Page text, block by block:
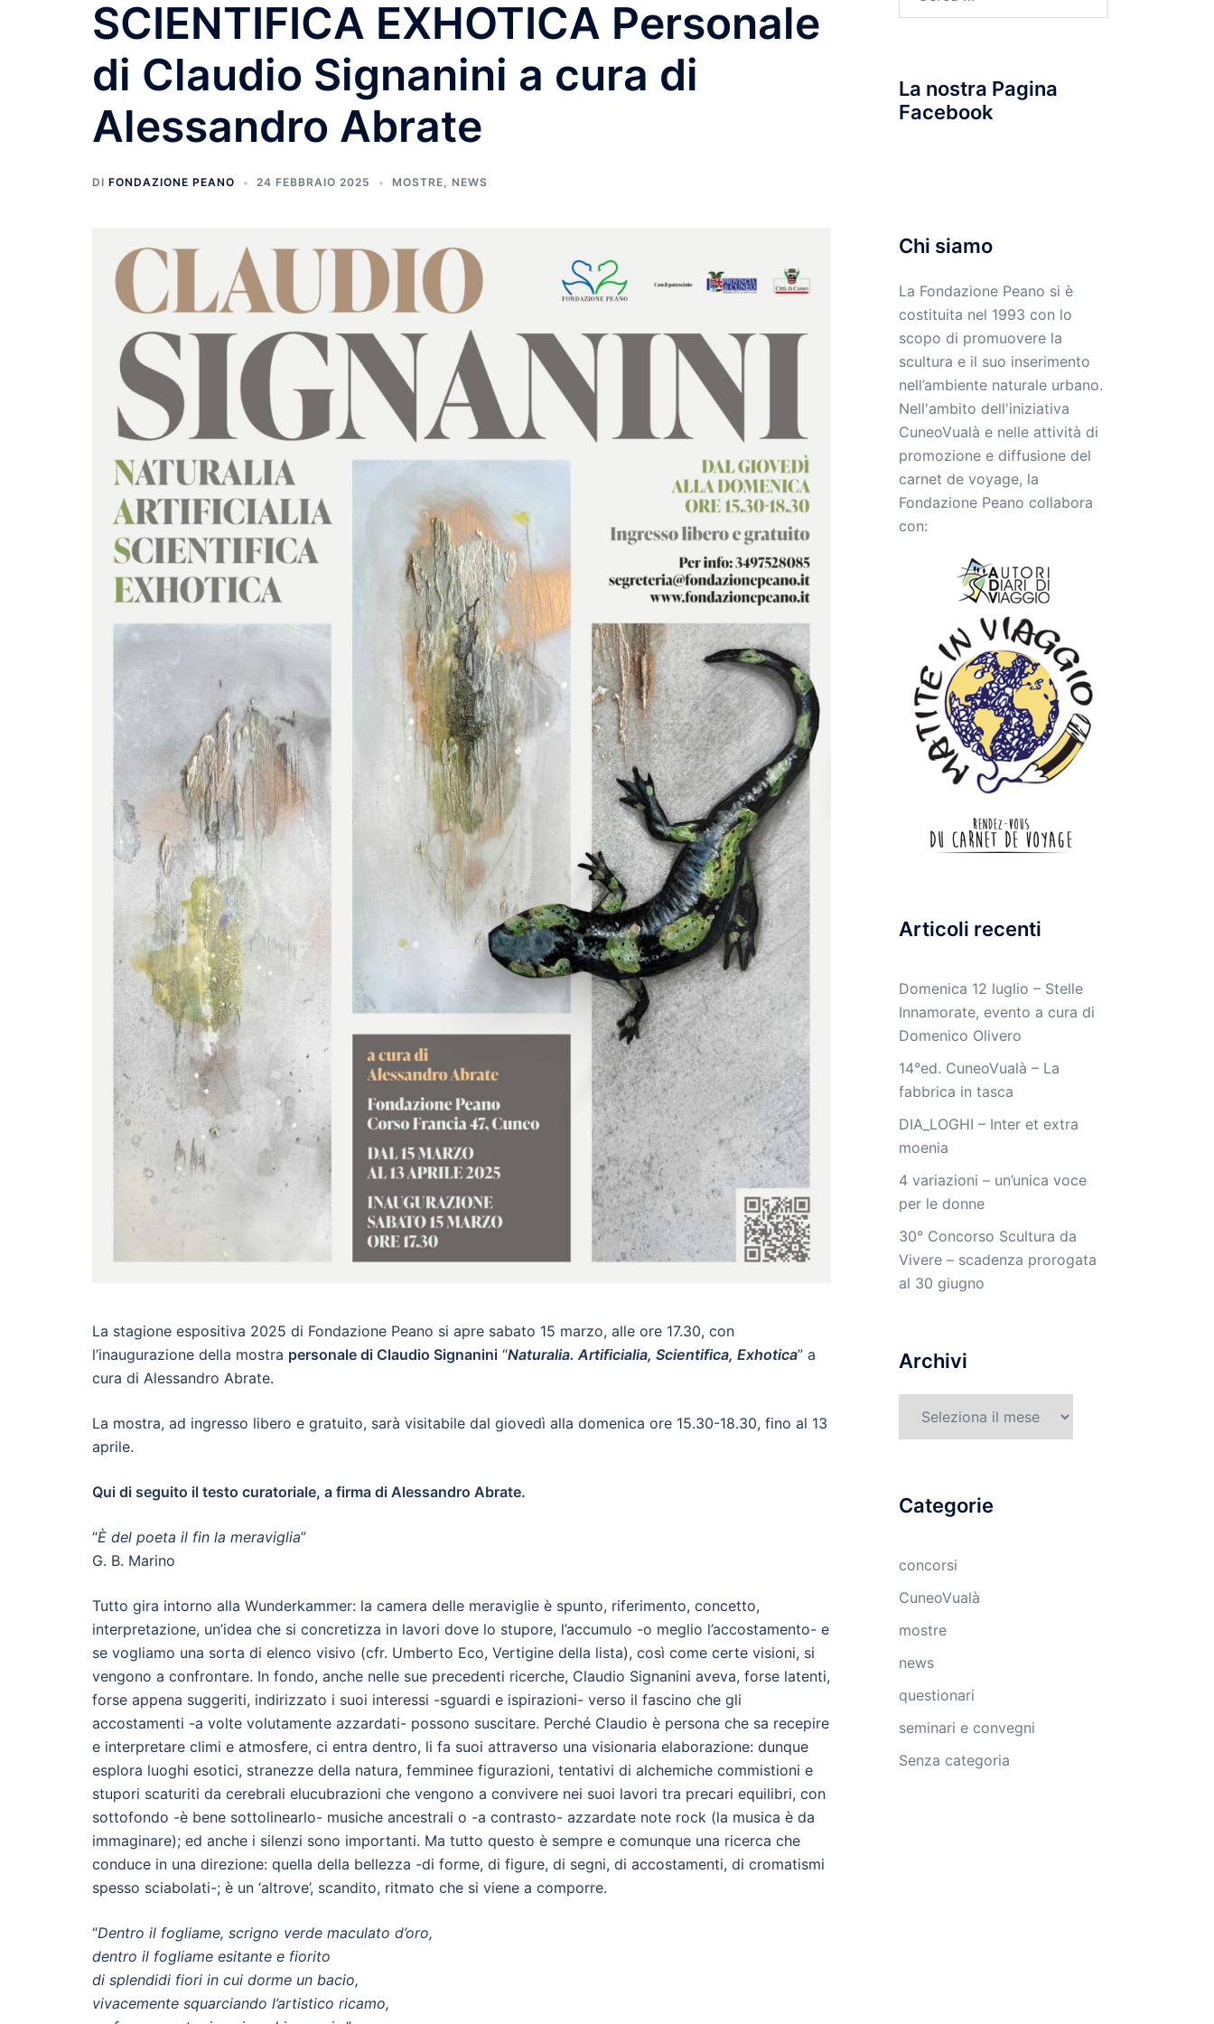
SCIENTIFICA EXHOTICA Personale
di Claudio Signanini a cura di
Alessandro Abrate
DI FONDAZIONE PEANO 24 FEBBRAIO 2025 MOSTRE, NEWS
La stagione espositiva 2025 di Fondazione Peano si apre sabato 15 marzo, alle ore 17.30, con
l’inaugurazione della mostra personale di Claudio Signanini “Naturalia. Artificialia, Scientifica, Exhotica” a
cura di Alessandro Abrate.
La mostra, ad ingresso libero e gratuito, sarà visitabile dal giovedì alla domenica ore 15.30-18.30, fino al 13
aprile.
Qui di seguito il testo curatoriale, a firma di Alessandro Abrate.
“È del poeta il fin la meraviglia”
G. B. Marino
Tutto gira intorno alla Wunderkammer: la camera delle meraviglie è spunto, riferimento, concetto,
interpretazione, un’idea che si concretizza in lavori dove lo stupore, l’accumulo -o meglio l’accostamento- e
se vogliamo una sorta di elenco visivo (cfr. Umberto Eco, Vertigine della lista), così come certe visioni, si
vengono a confrontare. In fondo, anche nelle sue precedenti ricerche, Claudio Signanini aveva, forse latenti,
forse appena suggeriti, indirizzato i suoi interessi -sguardi e ispirazioni- verso il fascino che gli
accostamenti -a volte volutamente azzardati- possono suscitare. Perché Claudio è persona che sa recepire
e interpretare climi e atmosfere, ci entra dentro, li fa suoi attraverso una visionaria elaborazione: dunque
esplora luoghi esotici, stranezze della natura, femminee figurazioni, tentativi di alchemiche commistioni e
stupori scaturiti da cerebrali elucubrazioni che vengono a convivere nei suoi lavori tra precari equilibri, con
sottofondo -è bene sottolinearlo- musiche ancestrali o -a contrasto- azzardate note rock (la musica è da
immaginare); ed anche i silenzi sono importanti. Ma tutto questo è sempre e comunque una ricerca che
conduce in una direzione: quella della bellezza -di forme, di figure, di segni, di accostamenti, di cromatismi
spesso sciabolati-; è un ‘altrove’, scandito, ritmato che si viene a comporre.
“Dentro il fogliame, scrigno verde maculato d’oro,
dentro il fogliame esitante e fiorito
di splendidi fiori in cui dorme un bacio,
vivacemente squarciando l’artistico ricamo,
La nostra Pagina
Facebook
Chi siamo
La Fondazione Peano si è
costituita nel 1993 con lo
scopo di promuovere la
scultura e il suo inserimento
nell’ambiente naturale urbano.
Nell'ambito dell'iniziativa
CuneoVualà e nelle attività di
promozione e diffusione del
carnet de voyage, la
Fondazione Peano collabora
con:
Articoli recenti
Domenica 12 luglio – Stelle
Innamorate, evento a cura di
Domenico Olivero
14°ed. CuneoVualà – La
fabbrica in tasca
DIA_LOGHI – Inter et extra
moenia
4 variazioni – un’unica voce
per le donne
30° Concorso Scultura da
Vivere – scadenza prorogata
al 30 giugno
Archivi
Categorie
concorsi
CuneoVualà
mostre
news
questionari
seminari e convegni
Senza categoria